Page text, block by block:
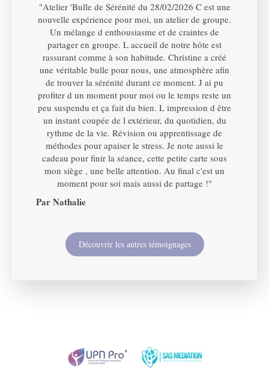
"Atelier 'Bulle de Sérénité du 28/02/2026 C est une
nouvelle expérience pour moi, un atelier de groupe.
Un mélange d enthousiasme et de craintes de
partager en groupe. L accueil de notre hôte est
rassurant comme à son habitude. Christine a créé
une véritable bulle pour nous, une atmosphère afin
de trouver la sérénité durant ce moment. J ai pu
profiter d un moment pour moi ou le temps reste un
peu suspendu et ça fait du bien. L impression d être
un instant coupée de l extérieur, du quotidien, du
rythme de la vie. Révision ou apprentissage de
méthodes pour apaiser le stress. Je note aussi le
cadeau pour finir la séance, cette petite carte sous
mon siège , une belle attention. Au final c'est un
moment pour soi mais aussi de partage !"
Par Nathalie
Découvrir les autres témoignages